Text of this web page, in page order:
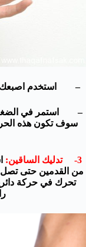
– استخدم اصبعك
– استمر في الضغط
سوف تكون هذه
3- تدليك الساقين:
من القدمين حتى تصل
تحرك في حركة